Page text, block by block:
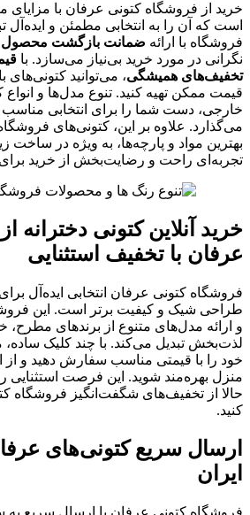
خرید از فروشگاه کتونی عرفان با
است که آن را به انتخابی مطمئن و ایده‌آل
فروشگاه با ارائه ضمانت بازگشت محصول
نگرانی در مورد خرید بی‌نیاز می‌سازد. با
تخفیف‌های همیشگی، می‌توانید کتونی‌های
قیمت ممکن تهیه کنید. تنوع مدل‌ها و انواع
خارجی، دست شما را برای انتخابی مناسب
می‌گذارد. علاوه بر این، کتونی‌های
بهترین مواد و پارچه‌ها، به ویژه در ساخت
تجربه‌ای راحت و رضایت‌بخش از خرید برای
خرید آنلاین کتونی دخترانه
عرفان با تخفیف استثنایی
فروشگاه کتونی عرفان انتخابی ایده‌آل
طراحی شیک و کیفیت برتر است. این
و ارائه مدل‌های متنوع از برندهای مطرح،
لذت‌بخش تبدیل می‌کند. با چند کلیک ساده،
خود را با قیمتی مناسب سفارش دهید و
منزل بهره‌مند شوید. این فرصت استثنایی
حالا از تخفیف‌های شگفت‌انگیز فروشگاه
کنید.
ارسال سریع کتونی‌های
ایران
فروشگاه کتونی عرفان با ارسال سریع به